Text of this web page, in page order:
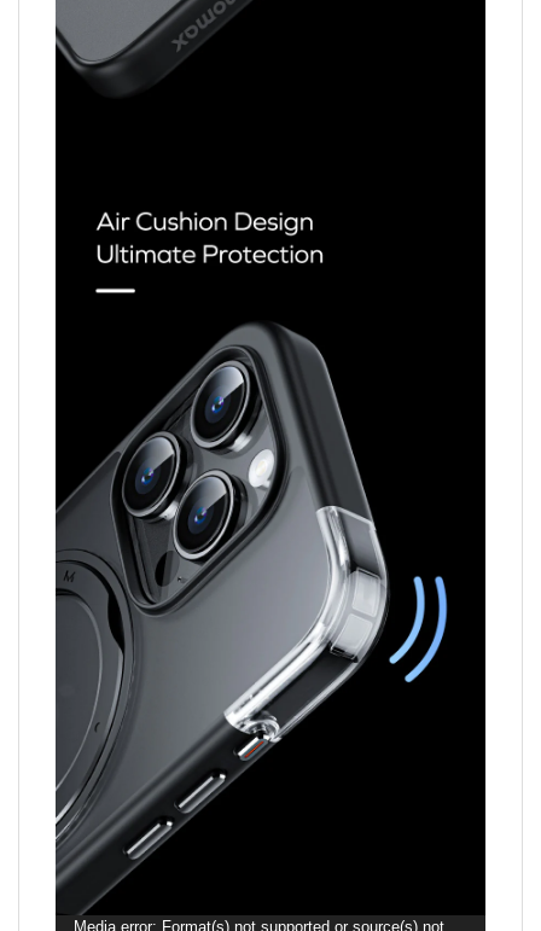
Media error: Format(s) not supported or source(s) not